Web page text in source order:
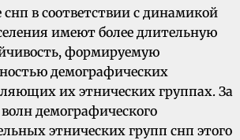
в соответствии с динамикой
имеют более длительную
формируемую
демографических
их этнических группах. За
демографического
этнических групп снп этого